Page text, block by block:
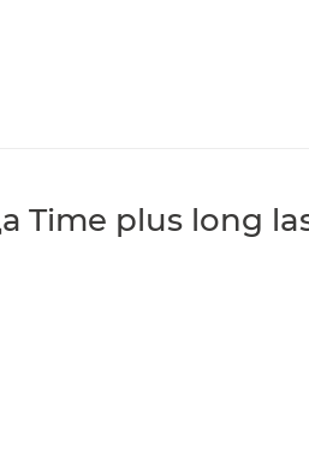
Time plus long